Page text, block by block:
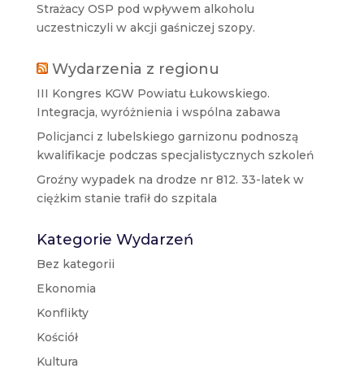
Strażacy OSP pod wpływem alkoholu
uczestniczyli w akcji gaśniczej szopy.
Wydarzenia z regionu
III Kongres KGW Powiatu Łukowskiego.
Integracja, wyróżnienia i wspólna zabawa
Policjanci z lubelskiego garnizonu podnoszą
kwalifikacje podczas specjalistycznych szkoleń
Groźny wypadek na drodze nr 812. 33-latek w
ciężkim stanie trafił do szpitala
Kategorie Wydarzeń
Bez kategorii
Ekonomia
Konflikty
Kościół
Kultura